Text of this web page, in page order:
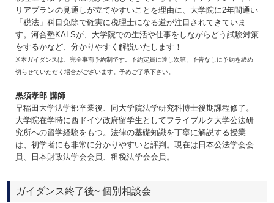
リアプランの見通しが立てやすいことを理由に、大学院に2年間通い
「税法」科目免除で確実に税理士になる道が注目されてきていま
す。河合塾KALSが、大学院での生活や仕事をしながらどう試験対策
をするかなど、分かりやすく解説いたします！
※本ガイダンスは、完全事前予約制です。予約定員に達し次第、予告なしに予約を締め
切らせていただく場合がございます。予めご了承下さい。
黒須孝郎 講師
早稲田大学法学部卒業後、同大学院法学研究科博士後期課程修了。
大学院在学時に西ドイツ政府留学生としてフライブルク大学公法研
究所への留学経験をもつ。法律の基礎知識を丁寧に解説する授業
は、初学者にも非常に分かりやすいと評判。現在は日本公法学会会
員、日本財政法学会会員、租税法学会会員。
ガイダンス終了後~ 個別相談会